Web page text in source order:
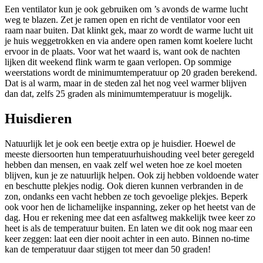
Een ventilator kun je ook gebruiken om ’s avonds de warme lucht
weg te blazen. Zet je ramen open en richt de ventilator voor een
raam naar buiten. Dat klinkt gek, maar zo wordt de warme lucht uit
je huis weggetrokken en via andere open ramen komt koelere lucht
ervoor in de plaats. Voor wat het waard is, want ook de nachten
lijken dit weekend flink warm te gaan verlopen. Op sommige
weerstations wordt de minimumtemperatuur op 20 graden berekend.
Dat is al warm, maar in de steden zal het nog veel warmer blijven
dan dat, zelfs 25 graden als minimumtemperatuur is mogelijk.
Huisdieren
Natuurlijk let je ook een beetje extra op je huisdier. Hoewel de
meeste diersoorten hun temperatuurhuishouding veel beter geregeld
hebben dan mensen, en vaak zelf wel weten hoe ze koel moeten
blijven, kun je ze natuurlijk helpen. Ook zij hebben voldoende water
en beschutte plekjes nodig. Ook dieren kunnen verbranden in de
zon, ondanks een vacht hebben ze toch gevoelige plekjes. Beperk
ook voor hen de lichamelijke inspanning, zeker op het heetst van de
dag. Hou er rekening mee dat een asfaltweg makkelijk twee keer zo
heet is als de temperatuur buiten. En laten we dit ook nog maar een
keer zeggen: laat een dier nooit achter in een auto. Binnen no-time
kan de temperatuur daar stijgen tot meer dan 50 graden!